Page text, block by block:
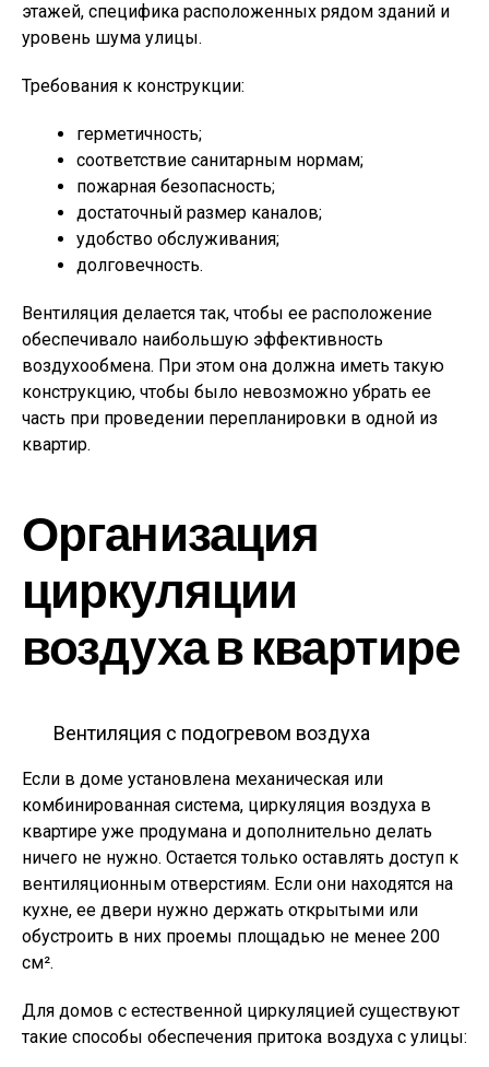
этажей, специфика расположенных рядом зданий и
уровень шума улицы.
Требования к конструкции:
герметичность;
соответствие санитарным нормам;
пожарная безопасность;
достаточный размер каналов;
удобство обслуживания;
долговечность.
Вентиляция делается так, чтобы ее расположение
обеспечивало наибольшую эффективность
воздухообмена. При этом она должна иметь такую
конструкцию, чтобы было невозможно убрать ее
часть при проведении перепланировки в одной из
квартир.
Организация
циркуляции
воздуха в квартире
Вентиляция с подогревом воздуха
Если в доме установлена механическая или
комбинированная система, циркуляция воздуха в
квартире уже продумана и дополнительно делать
ничего не нужно. Остается только оставлять доступ к
вентиляционным отверстиям. Если они находятся на
кухне, ее двери нужно держать открытыми или
обустроить в них проемы площадью не менее 200
см².
Для домов с естественной циркуляцией существуют
такие способы обеспечения притока воздуха с улицы: